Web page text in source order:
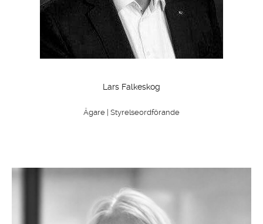
Lars Falkeskog
Ägare | Styrelseordförande